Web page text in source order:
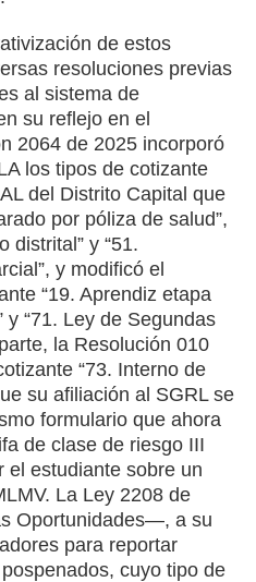
de estos
resoluciones previas
al sistema de
su reflejo en el
2064 de 2025 incorporó
los tipos de cotizante
del Distrito Capital que
por póliza de salud”,
distrital” y “51.
y modificó el
“19. Aprendiz etapa
y “71. Ley de Segundas
la Resolución 010
“73. Interno de
su afiliación al SGRL se
formulario que ahora
de clase de riesgo III
el estudiante sobre un
La Ley 2208 de
Oportunidades—, a su
para reportar
cuyo tipo de